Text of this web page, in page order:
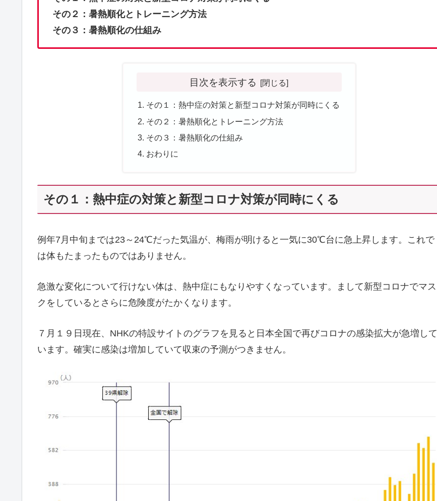
その２：暑熱順化とトレーニング方法
その３：暑熱順化の仕組み
目次を表示する
その１：熱中症の対策と新型コロナ対策が同時にくる
その２：暑熱順化とトレーニング方法
その３：暑熱順化の仕組み
おわりに
その１：熱中症の対策と新型コロナ対策が同時にくる
例年7月中旬までは23～24℃だった気温が、梅雨が明けると一気に30℃台に急上昇します。これで
は体もたまったものではありません。
急激な変化について行けない体は、熱中症にもなりやすくなっています。まして新型コロナでマス
クをしているとさらに危険度がたかくなります。
７月１９日現在、NHKの特設サイトのグラフを見ると日本全国で再びコロナの感染拡大が急増して
います。確実に感染は増加していて収束の予測がつきません。